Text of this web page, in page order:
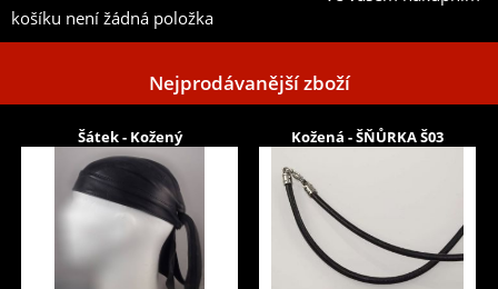
košíku není žádná položka
Nejprodávanější zboží
Šátek - Kožený Kožená - ŠŇŮRKA Š03